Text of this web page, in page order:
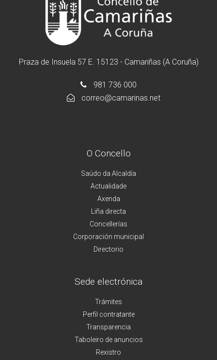
Praza de Insuela 57 E. 15123 - Camariñas (A Coruña)
981 736 000
correo@camarinas.net
O Concello
Saúdo da Alcaldía
Actualidade
Axenda
Liña directa
Concellerías
Corporación municipal
Directorio
Sede electrónica
Trámites
Perfil contratante
Transparencia
Taboleiro de anuncios
Rexistro